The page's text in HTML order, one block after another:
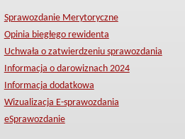
Sprawozdanie Merytoryczne
Opinia biegłego rewidenta
Uchwała o zatwierdzeniu sprawozdania
Informacja o darowiznach 2024
Informacja dodatkowa
Wizualizacja E-sprawozdania
eSprawozdanie